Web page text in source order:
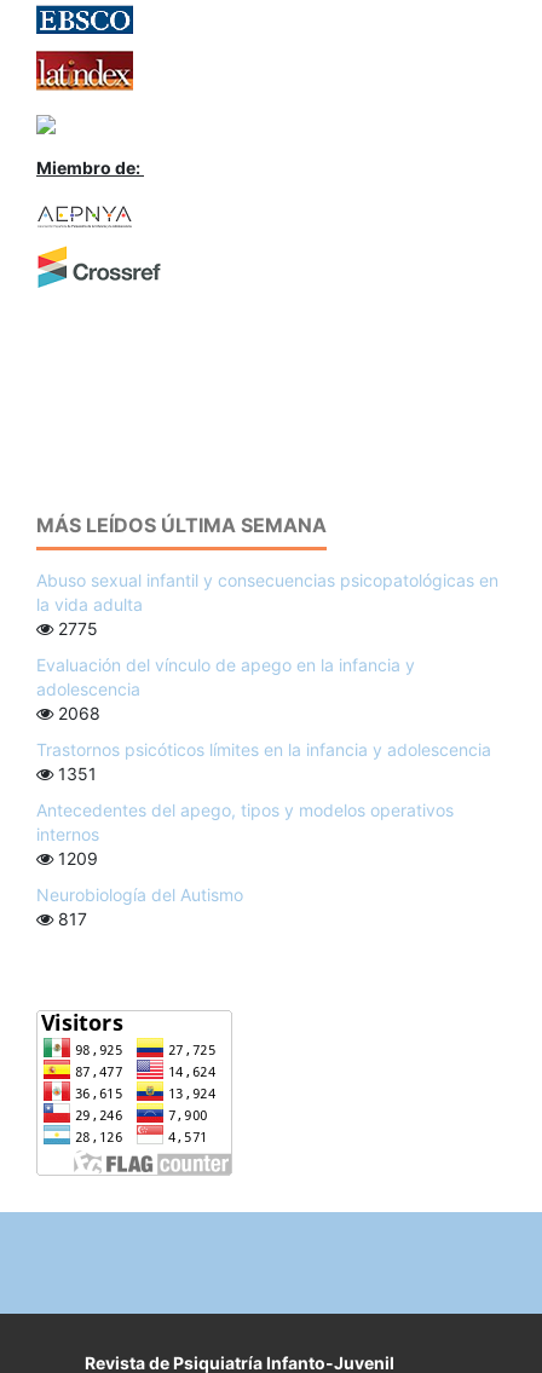
Miembro de:
MÁS LEÍDOS ÚLTIMA SEMANA
Abuso sexual infantil y consecuencias psicopatológicas en
la vida adulta
2775
Evaluación del vínculo de apego en la infancia y
adolescencia
2068
Trastornos psicóticos límites en la infancia y adolescencia
1351
Antecedentes del apego, tipos y modelos operativos
internos
1209
Neurobiología del Autismo
817
Revista de Psiquiatría Infanto-Juvenil